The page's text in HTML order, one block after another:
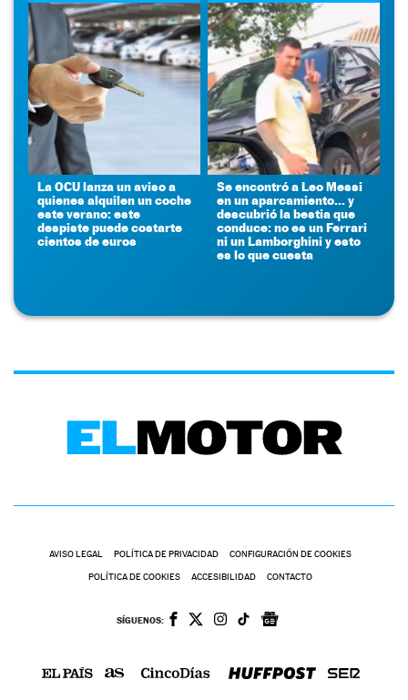
La OCU lanza un aviso a
quienes alquilen un coche
este verano: este
despiste puede costarte
cientos de euros
Se encontró a Leo Messi
en un aparcamiento... y
descubrió la bestia que
conduce: no es un Ferrari
ni un Lamborghini y esto
es lo que cuesta
AVISO LEGAL POLÍTICA DE PRIVACIDAD CONFIGURACIÓN DE COOKIES
POLÍTICA DE COOKIES ACCESIBILIDAD CONTACTO
SÍGUENOS: